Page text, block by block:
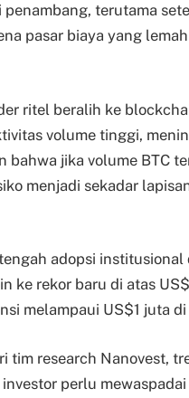
terutama
pasar biaya yang
ritel beralih ke
volume tinggi,
bahwa jika volume BTC
menjadi sekadar
adopsi
ke rekor baru di atas
melampaui US$1 juta di
tim research Nanovest,
perlu